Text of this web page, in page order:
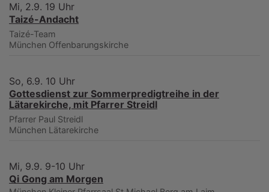
Mi, 2.9. 19 Uhr
Taizé-Andacht
Taizé-Team
München Offenbarungskirche
So, 6.9. 10 Uhr
Gottesdienst zur Sommerpredigtreihe in der
Lätarekirche, mit Pfarrer Streidl
Pfarrer Paul Streidl
München Lätarekirche
Mi, 9.9. 9-10 Uhr
Qi Gong am Morgen